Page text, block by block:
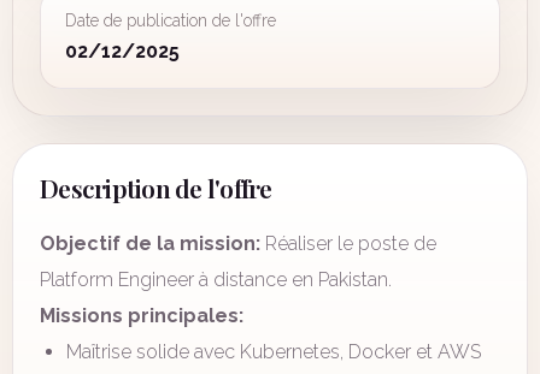
Date de publication de l'offre
02/12/2025
Description de l'offre
Objectif de la mission: Réaliser le poste de
Platform Engineer à distance en Pakistan.
Missions principales:
Maîtrise solide avec Kubernetes, Docker et AWS